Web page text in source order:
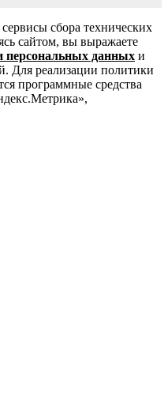
сбора технических
сайтом, вы выражаете
персональных данных и
Для реализации политики
программные средства